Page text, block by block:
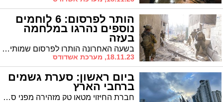
הותר לפרסום: 6 לוחמים
נוספים נהרגו במלחמה
בעזה
בשעה האחרונה הותרו לפרסום שמותיהם של חמישה חללי צה"ל שנהרגו ברצועת עזה ולוחם שנפל ביום המתקפה האכזרית על ישובי הדרום
18.11.23, מערכת אשדודס
ביום ראשון: סערת גשמים
ברחבי הארץ
חברת החיזוי מטאו טק מזהירה מפני סערת גשמים שתחל במוצאי השבת בצפון ותתפשט במהלך הלילה לאזורים רבים ברחבי הארץ. הצפי הוא לכמויות משקעים גדולות ורוחות עזות עד 80 קמ"ש